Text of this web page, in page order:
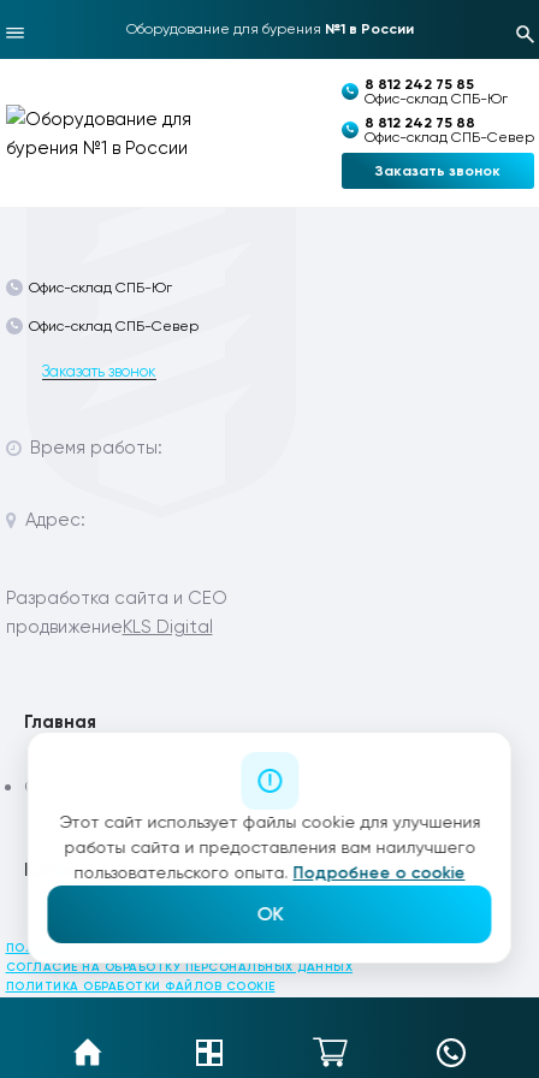
Оборудование для бурения №1 в России
8 812 242 75 85
Офис-склад СПБ-Юг
8 812 242 75 88
Офис-склад СПБ-Север
Заказать звонок
Офис-склад СПБ-Юг
Офис-склад СПБ-Север
Заказать звонок
Время работы:
Адрес:
Разработка сайта и СЕО
продвижениеKLS Digital
Главная
Статьи
Каталог
ПОЛИТИКА КОНФИДЕНЦИАЛЬНОСТИ
СОГЛАСИЕ НА ОБРАБОТКУ ПЕРСОНАЛЬНЫХ ДАННЫХ
ПОЛИТИКА ОБРАБОТКИ ФАЙЛОВ COOKIE
Этот сайт использует файлы cookie для улучшения
работы сайта и предоставления вам наилучшего
пользовательского опыта. Подробнее о cookie
OK